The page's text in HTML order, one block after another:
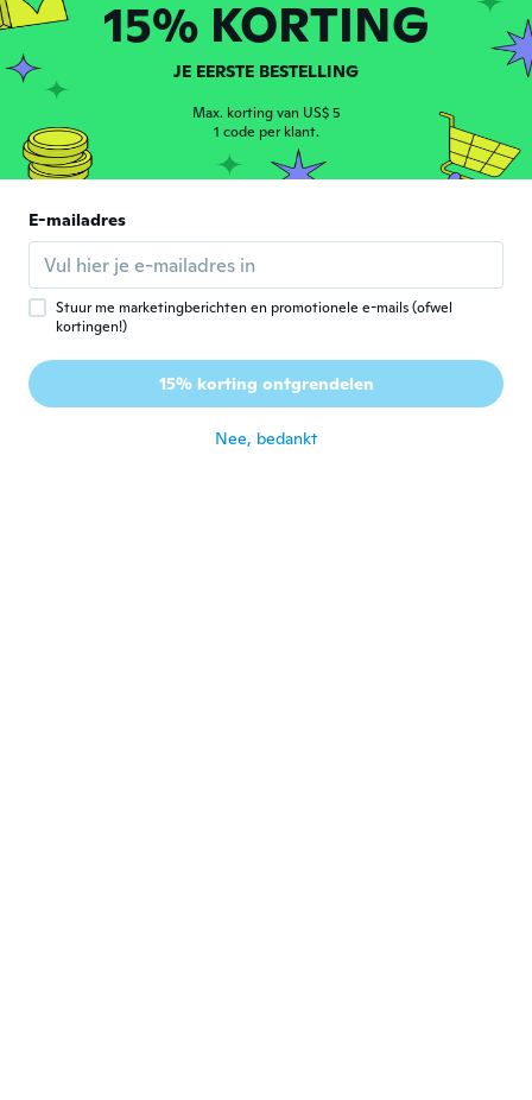
nouveau j ai reçu du gris pas contente
ongeveer 7 jaar geleden
Lid geworden van 2014 · 169 beoordelingen
M Martha
Lid geworden van 2019 · 575 beoordelingen
ongeveer 7 jaar geleden
Babette
Lid geworden van
· 351 beoordelingen · 8 uploads
ongeveer 7 jaar geleden
15% KORTING
JE EERSTE BESTELLING
Max. korting van US$ 5
1 code per klant.
E-mailadres
Stuur me marketingberichten en promotionele e-mails (ofwel
kortingen!)
15% korting ontgrendelen
Nee, bedankt